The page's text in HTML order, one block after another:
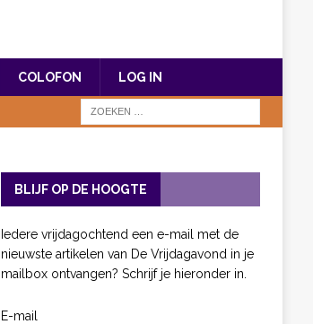
COLOFON LOG IN
BLIJF OP DE HOOGTE
Iedere vrijdagochtend een e-mail met de
nieuwste artikelen van De Vrijdagavond in je
mailbox ontvangen? Schrijf je hieronder in.
E-mail